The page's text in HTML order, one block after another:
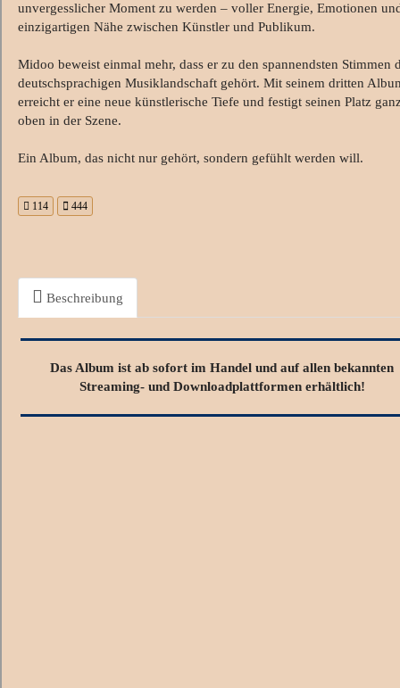
unvergesslicher Moment zu werden – voller Energie, Emotionen
einzigartigen Nähe zwischen Künstler und Publikum.
Midoo beweist einmal mehr, dass er zu den spannendsten Stimmen
deutschsprachigen Musiklandschaft gehört. Mit seinem dritten
erreicht er eine neue künstlerische Tiefe und festigt seinen Platz
oben in der Szene.
Ein Album, das nicht nur gehört, sondern gefühlt werden will.
114 444
Beschreibung
Das Album ist ab sofort im Handel und auf allen bekannten
Streaming- und Downloadplattformen erhältlich!